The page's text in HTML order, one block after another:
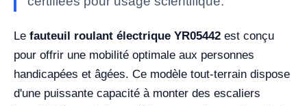
Le fauteuil roulant électrique YR05442 est conçu
pour offrir une mobilité optimale aux personnes
handicapées et âgées. Ce modèle tout-terrain dispose
d'une puissante capacité à monter des escaliers